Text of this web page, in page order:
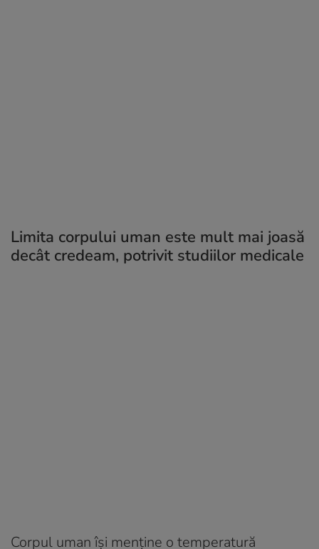
Limita corpului uman este mult mai joasă
decât credeam, potrivit studiilor medicale
Corpul uman își menține o temperatură